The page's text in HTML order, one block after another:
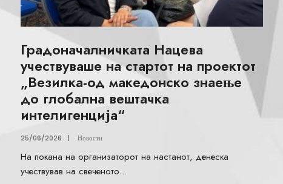
Градоначалничката Нацева
учествуваше на стартот на проектот
„Везилка-од македонско знаење
до глобална вештачка
интелигенција“
25/06/2026 | Новости
На покана на организаторот на настанот, денеска
учествував на свеченото...